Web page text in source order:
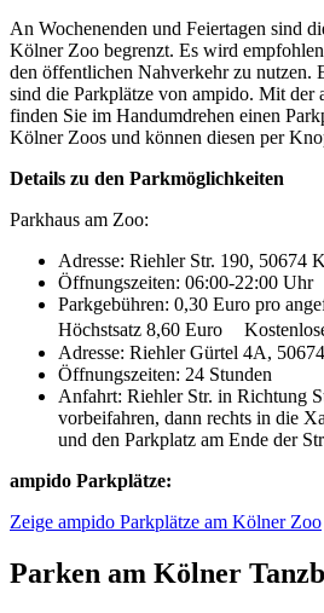
An Wochenenden und Feiertagen sind
Kölner Zoo begrenzt. Es wird
den öffentlichen Nahverkehr zu nutzen.
sind die Parkplätze von ampido. Mit der
finden Sie im Handumdrehen einen
Kölner Zoos und können diesen per
Details zu den Parkmöglichkeiten
Parkhaus am Zoo:
Adresse: Riehler Str. 190, 50674
Öffnungszeiten: 06:00-22:00 Uhr
Parkgebühren: 0,30 Euro pro
Höchstsatz 8,60 Euro
Adresse: Riehler Gürtel 4A,
Öffnungszeiten: 24 Stunden
Anfahrt: Riehler Str. in Richtung
vorbeifahren, dann rechts in die
und den Parkplatz am Ende der
ampido Parkplätze:
Zeige ampido Parkplätze am Kölner Zoo
Parken am Kölner